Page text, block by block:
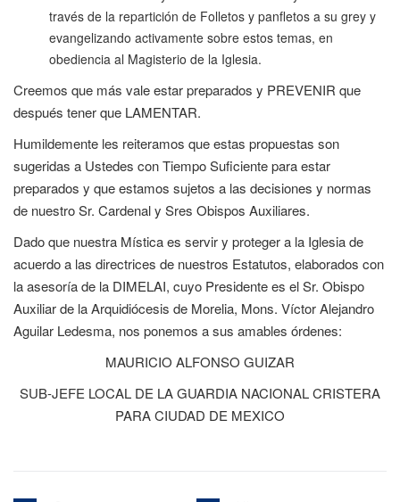
través de la repartición de Folletos y panfletos a su grey y
evangelizando activamente sobre estos temas, en
obediencia al Magisterio de la Iglesia.
Creemos que más vale estar preparados y PREVENIR que
después tener que LAMENTAR.
Humildemente les reiteramos que estas propuestas son
sugeridas a Ustedes con Tiempo Suficiente para estar
preparados y que estamos sujetos a las decisiones y normas
de nuestro Sr. Cardenal y Sres Obispos Auxiliares.
Dado que nuestra Mística es servir y proteger a la Iglesia de
acuerdo a las directrices de nuestros Estatutos, elaborados con
la asesoría de la DIMELAI, cuyo Presidente es el Sr. Obispo
Auxiliar de la Arquidiócesis de Morelia, Mons. Víctor Alejandro
Aguilar Ledesma, nos ponemos a sus amables órdenes:
MAURICIO ALFONSO GUIZAR
SUB-JEFE LOCAL DE LA GUARDIA NACIONAL CRISTERA
PARA CIUDAD DE MEXICO